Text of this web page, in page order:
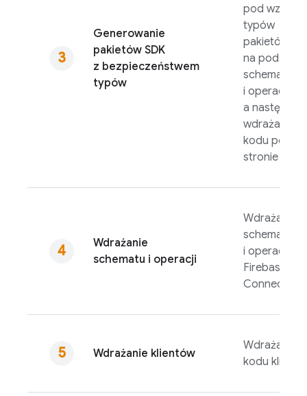
Generowanie
pakietów SDK
z bezpieczeństwem
typów
pod
typów
pakietów
na
schematu
i operacji,
a następnie
wdrażanie
kodu po
stronie
Wdrażanie
schematu i operacji
Wdrażanie
schematu
i operacji
Firebase
Connect
Wdrażanie klientów
Wdrażanie
kodu klienta